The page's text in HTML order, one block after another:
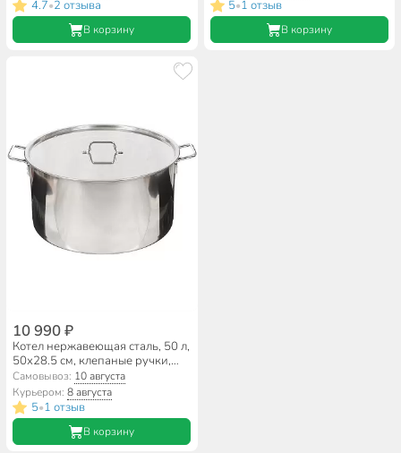
4.7•2 отзыва
В корзину
5•1 отзыв
В корзину
10 990 ₽
Котел нержавеющая сталь, 50 л,
50х28.5 см, клепаные ручки,
Катунь, Общепит, КТ-ОБ-51
Самовывоз: 10 августа
Курьером:8 августа
5•1 отзыв
В корзину